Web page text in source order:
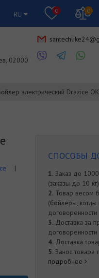
RU 0 0
02000
электрический Drazice
|
СПОСОБЫ
1. Заказ до
(заказы до 10
2. Товар весом
(бойлеры, котлы
договоренности
3. Доставка за
договоренности
4. Доставка
5. Занос товара
подробнее